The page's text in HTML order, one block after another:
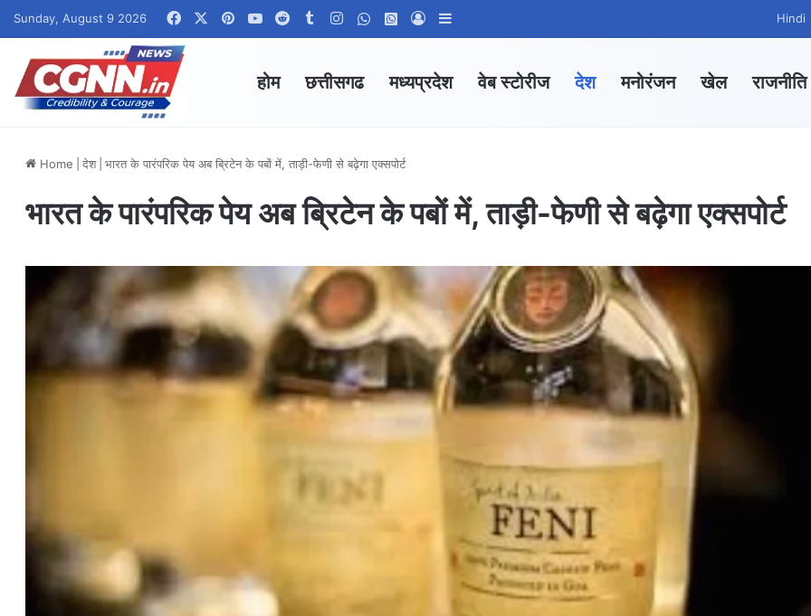
Sunday, August 9 2026 FacebookPinterestYouTubeRedditTumblrInstagramWhatsApp Channel
WhatsApp Group
Log In Hindi
होम छत्तीसगढ मध्यप्रदेश वेब स्टोरीज देश मनोरंजन खेल राजनीति
Home देश भारत के पारंपरिक पेय अब ब्रिटेन के पबों में, ताड़ी-फेणी से बढ़ेगा एक्सपोर्ट
भारत के पारंपरिक पेय अब ब्रिटेन के पबों में, ताड़ी-फेणी से बढ़ेगा एक्सपोर्ट